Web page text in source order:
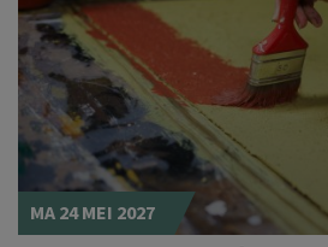
MA 24 MEI 2027